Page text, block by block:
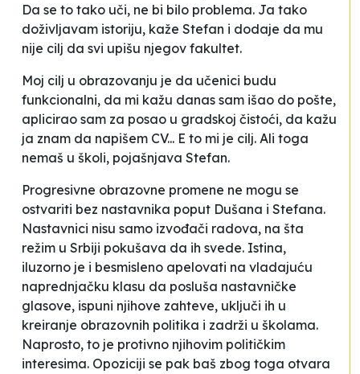
Da se to tako uči, ne bi bilo problema. Ja tako
doživljavam istoriju, kaže Stefan i dodaje da mu
nije cilj da svi upišu njegov fakultet.
Moj cilj u obrazovanju je da učenici budu
funkcionalni, da mi kažu danas sam išao do pošte,
aplicirao sam za posao u gradskoj čistoći, da kažu
ja znam da napišem CV... E to mi je cilj. Ali toga
nemaš u školi, pojašnjava Stefan.
Progresivne obrazovne promene ne mogu se
ostvariti bez nastavnika poput Dušana i Stefana.
Nastavnici nisu samo izvođači radova, na šta
režim u Srbiji pokušava da ih svede. Istina,
iluzorno je i besmisleno apelovati na vladajuću
naprednjačku klasu da posluša nastavničke
glasove, ispuni njihove zahteve, uključi ih u
kreiranje obrazovnih politika i zadrži u školama.
Naprosto, to je protivno njihovim političkim
interesima. Opoziciji se pak baš zbog toga otvara